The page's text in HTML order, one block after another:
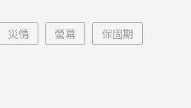
災情 螢幕 保固期